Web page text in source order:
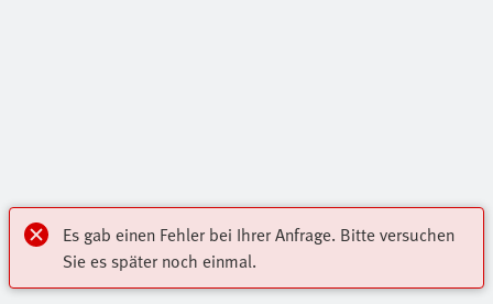
Es gab einen Fehler bei Ihrer Anfrage. Bitte versuchen
Sie es später noch einmal.